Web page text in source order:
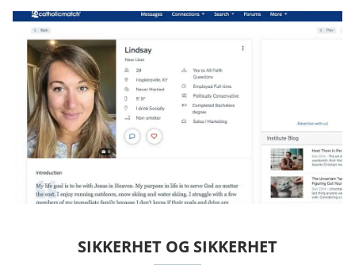
SIKKERHET OG SIKKERHET